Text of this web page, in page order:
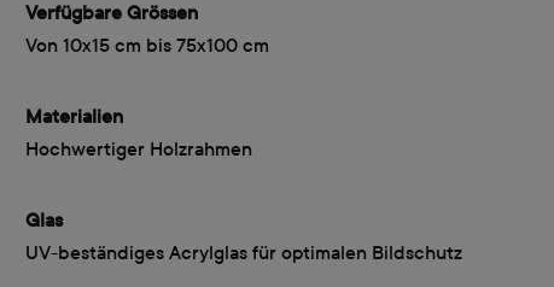
Verfügbare Grössen
Von 10x15 cm bis 75x100 cm
Materialien
Hochwertiger Holzrahmen
Glas
UV-beständiges Acrylglas für optimalen Bildschutz